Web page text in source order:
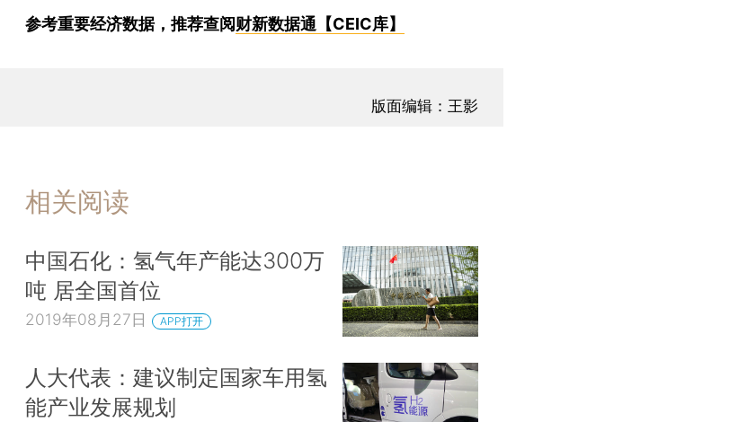
参考重要经济数据，推荐查阅财新数据通【CEIC库】
版面编辑：王影
相关阅读
中国石化：氢气年产能达300万
吨 居全国首位
2019年08月27日 APP打开
人大代表：建议制定国家车用氢
能产业发展规划